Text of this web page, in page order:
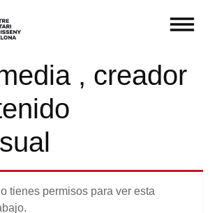
, creador
tienes permisos para ver esta